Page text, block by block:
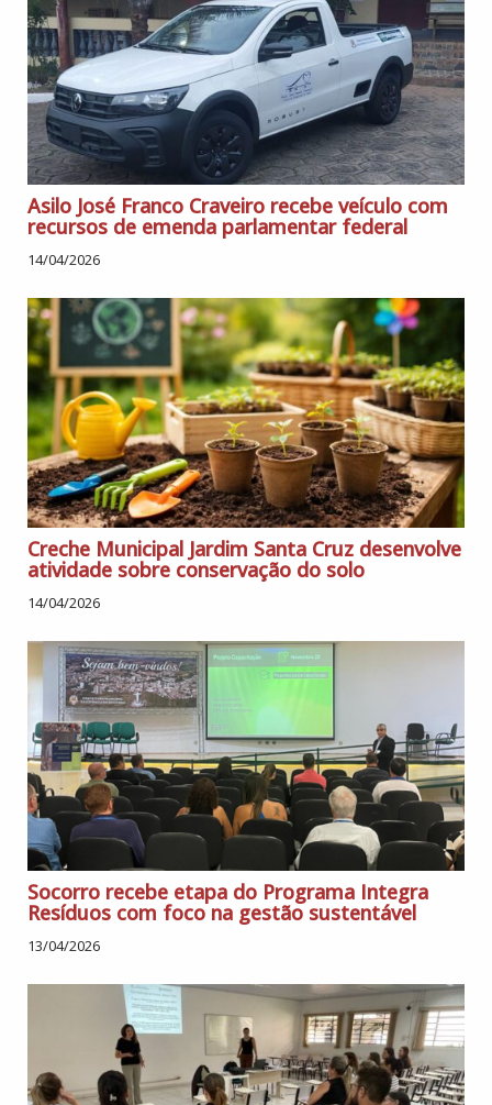
Asilo José Franco Craveiro recebe veículo com
recursos de emenda parlamentar federal
14/04/2026
Creche Municipal Jardim Santa Cruz desenvolve
atividade sobre conservação do solo
14/04/2026
Socorro recebe etapa do Programa Integra
Resíduos com foco na gestão sustentável
13/04/2026